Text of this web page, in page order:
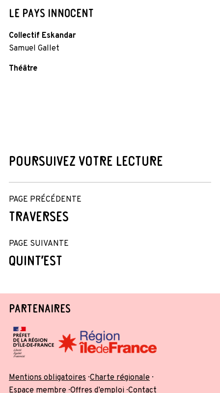
LE PAYS INNOCENT
Collectif Eskandar
Samuel Gallet
Théâtre
POURSUIVEZ VOTRE LECTURE
PAGE PRÉCÉDENTE
TRAVERSES
PAGE SUIVANTE
QUINT’EST
PARTENAIRES
Mentions obligatoires Charte régionale
Espace membre Offres d’emploi Contact